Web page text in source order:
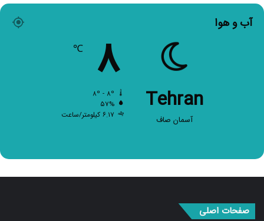
آب و هوا
Tehran
آسمان صاف
۸
۵۷%
۶.۱۷ کیلومتر/ساعت